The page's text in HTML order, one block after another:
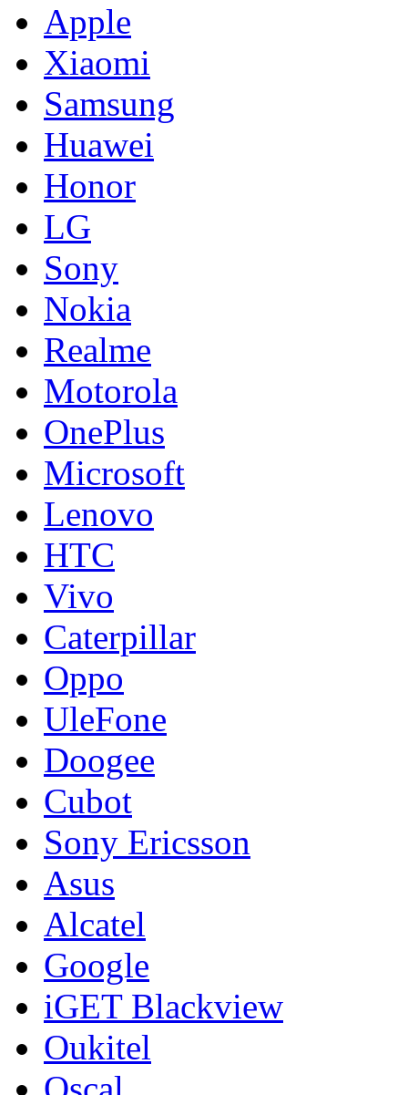
Apple
Xiaomi
Samsung
Huawei
Honor
LG
Sony
Nokia
Realme
Motorola
OnePlus
Microsoft
Lenovo
HTC
Vivo
Caterpillar
Oppo
UleFone
Doogee
Cubot
Sony Ericsson
Asus
Alcatel
Google
iGET Blackview
Oukitel